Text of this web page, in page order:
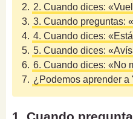
2. 2. Cuando dices:
3. 3. Cuando preguntas:
4. 4. Cuando dices:
5. 5. Cuando dices:
6. 6. Cuando dices: «No
7. ¿Podemos aprender
1. Cuando